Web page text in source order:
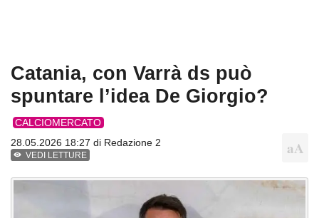
Catania, con Varrà ds può
spuntare l’idea De Giorgio?
CALCIOMERCATO
28.05.2026 18:27 di Redazione 2
VEDI LETTURE